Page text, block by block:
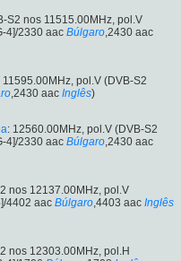
S2 nos 11515.00MHz, pol.V
4]/2330 aac Búlgaro,2430 aac
pol.V (DVB-S2
,2430 aac Inglês)
: 12560.00MHz, pol.V (DVB-S2
4]/2330 aac Búlgaro,2430 aac
nos 12137.00MHz, pol.V
4402 aac Búlgaro,4403 aac Inglês
nos 12303.00MHz, pol.H